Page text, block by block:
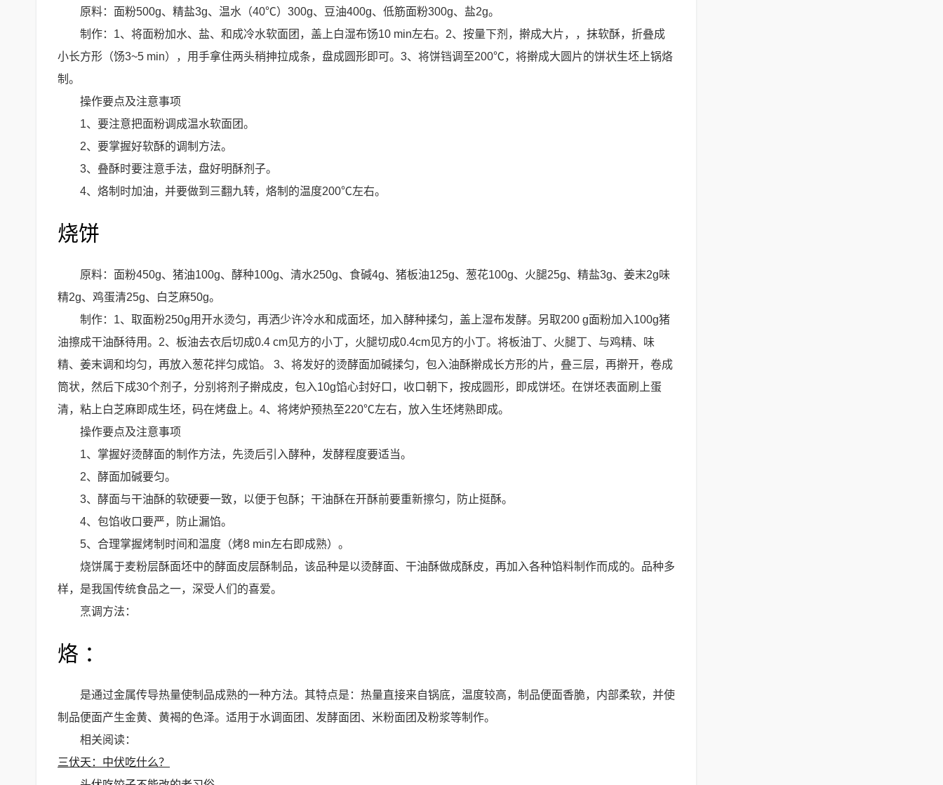
原料：面粉500g、精盐3g、温水（40℃）300g、豆油400g、低筋面粉300g、盐2g。
制作：1、将面粉加水、盐、和成冷水软面团，盖上白湿布饧10 min左右。2、按量下剂，擀成大片，，抹软酥，折叠成
小长方形（饧3~5 min），用手拿住两头稍抻拉成条，盘成圆形即可。3、将饼铛调至200℃，将擀成大圆片的饼状生坯上锅烙
制。
操作要点及注意事项
1、要注意把面粉调成温水软面团。
2、要掌握好软酥的调制方法。
3、叠酥时要注意手法，盘好明酥剂子。
4、烙制时加油，并要做到三翻九转，烙制的温度200℃左右。
烧饼
原料：面粉450g、猪油100g、酵种100g、清水250g、食碱4g、猪板油125g、葱花100g、火腿25g、精盐3g、姜末2g味
精2g、鸡蛋清25g、白芝麻50g。
制作：1、取面粉250g用开水烫匀，再洒少许冷水和成面坯，加入酵种揉匀，盖上湿布发酵。另取200 g面粉加入100g猪
油擦成干油酥待用。2、板油去衣后切成0.4 cm见方的小丁，火腿切成0.4cm见方的小丁。将板油丁、火腿丁、与鸡精、味
精、姜末调和均匀，再放入葱花拌匀成馅。 3、将发好的烫酵面加碱揉匀，包入油酥擀成长方形的片，叠三层，再擀开，卷成
筒状，然后下成30个剂子，分别将剂子擀成皮，包入10g馅心封好口，收口朝下，按成圆形，即成饼坯。在饼坯表面刷上蛋
清，粘上白芝麻即成生坯，码在烤盘上。4、将烤炉预热至220℃左右，放入生坯烤熟即成。
操作要点及注意事项
1、掌握好烫酵面的制作方法，先烫后引入酵种，发酵程度要适当。
2、酵面加碱要匀。
3、酵面与干油酥的软硬要一致，以便于包酥；干油酥在开酥前要重新擦匀，防止挺酥。
4、包馅收口要严，防止漏馅。
5、合理掌握烤制时间和温度（烤8 min左右即成熟）。
烧饼属于麦粉层酥面坯中的酵面皮层酥制品，该品种是以烫酵面、干油酥做成酥皮，再加入各种馅料制作而成的。品种多
样，是我国传统食品之一，深受人们的喜爱。
烹调方法：
烙 ：
是通过金属传导热量使制品成熟的一种方法。其特点是：热量直接来自锅底，温度较高，制品便面香脆，内部柔软，并使
制品便面产生金黄、黄褐的色泽。适用于水调面团、发酵面团、米粉面团及粉浆等制作。
相关阅读：
三伏天：中伏吃什么？